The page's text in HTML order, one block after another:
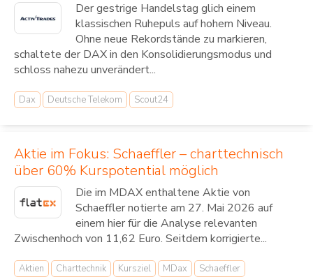
Der gestrige Handelstag glich einem
klassischen Ruhepuls auf hohem Niveau.
Ohne neue Rekordstände zu markieren,
schaltete der DAX in den Konsolidierungsmodus und
schloss nahezu unverändert...
Dax Deutsche Telekom Scout24
Aktie im Fokus: Schaeffler – charttechnisch
über 60% Kurspotential möglich
Die im MDAX enthaltene Aktie von
Schaeffler notierte am 27. Mai 2026 auf
einem hier für die Analyse relevanten
Zwischenhoch von 11,62 Euro. Seitdem korrigierte...
Aktien Charttechnik Kursziel MDax
Schaeffler